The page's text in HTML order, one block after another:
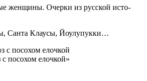
жен­щи­ны. Очер­ки из рус­ской ис­то­
Санта Клаусы, Йоулупукки…
по­со­хом елоч­кой»